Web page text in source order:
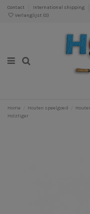
Contact International shipping
Verlanglijst (0)
Home Houten speelgoed
Holztiger